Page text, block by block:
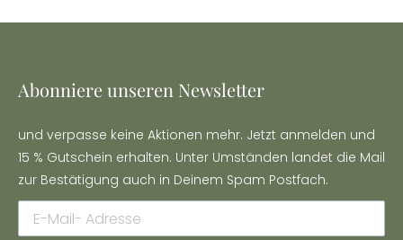
Abonniere unseren Newsletter
und verpasse keine Aktionen mehr. Jetzt anmelden und
15 % Gutschein erhalten. Unter Umständen landet die Mail
zur Bestätigung auch in Deinem Spam Postfach.